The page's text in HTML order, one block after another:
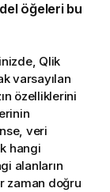
öğeleri bu
Qlik
varsayılan
özelliklerini
, veri
hangi
alanların
zaman doğru